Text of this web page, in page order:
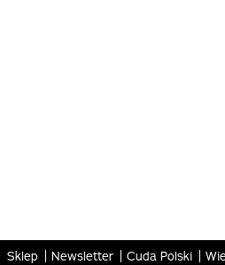
Sklep Newsletter Cuda Polski